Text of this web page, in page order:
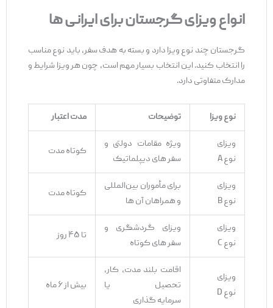
انواع ویزای گرجستان برای ایرانی‌ها
گرجستان چند نوع ویزا دارد و بسته به هدف سفر، باید نوع مناسب
را انتخاب کنید. این انتخاب بسیار مهم است، چون هر ویزا شرایط و
مدارک متفاوتی دارد.
نوع ویزا توضیحات مدت اعتبار
ویزای
نوع A
ویژه مقامات دولتی و
سفر های دیپلماتیک
کوتاه‌ مدت
ویزای
نوع B
برای مأموران بین‌المللی
و همراهان آن‌ ها
کوتاه‌ مدت
ویزای
نوع C
ویزای گردشگری و
سفر های کوتاه
ویزای
نوع D
اقامت بلند مدت، کار،
تحصیل یا
سرمایه‌ گذاری
بیش از ۶ ماه